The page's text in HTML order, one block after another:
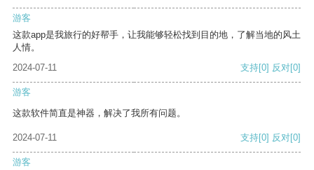
游客
这款app是我旅行的好帮手，让我能够轻松找到目的地，了解当地的风土
人情。
2024-07-11
支持[0] 反对[0]
游客
这款软件简直是神器，解决了我所有问题。
2024-07-11 支持[0] 反对[0]
游客